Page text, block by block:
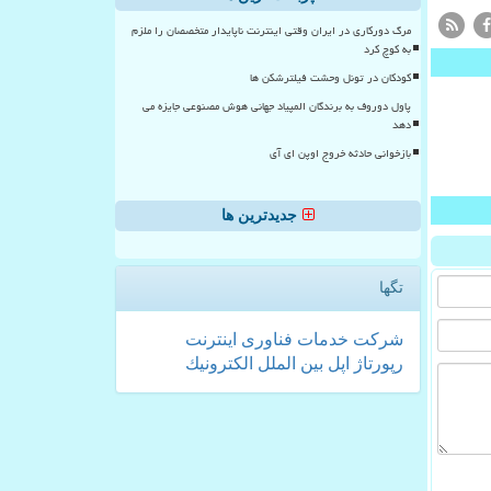
مرگ دورکاری در ایران وقتی اینترنت ناپایدار متخصصان را ملزم
به کوچ کرد
کودکان در تونل وحشت فیلترشکن ها
پاول دوروف به برندگان المپیاد جهانی هوش مصنوعی جایزه می
دهد
بازخوانی حادثه خروج اوپن ای آی
جدیدترین ها
تگها
شركت خدمات فناوری اینترنت
رپورتاژ
اپل بین الملل الكترونیك